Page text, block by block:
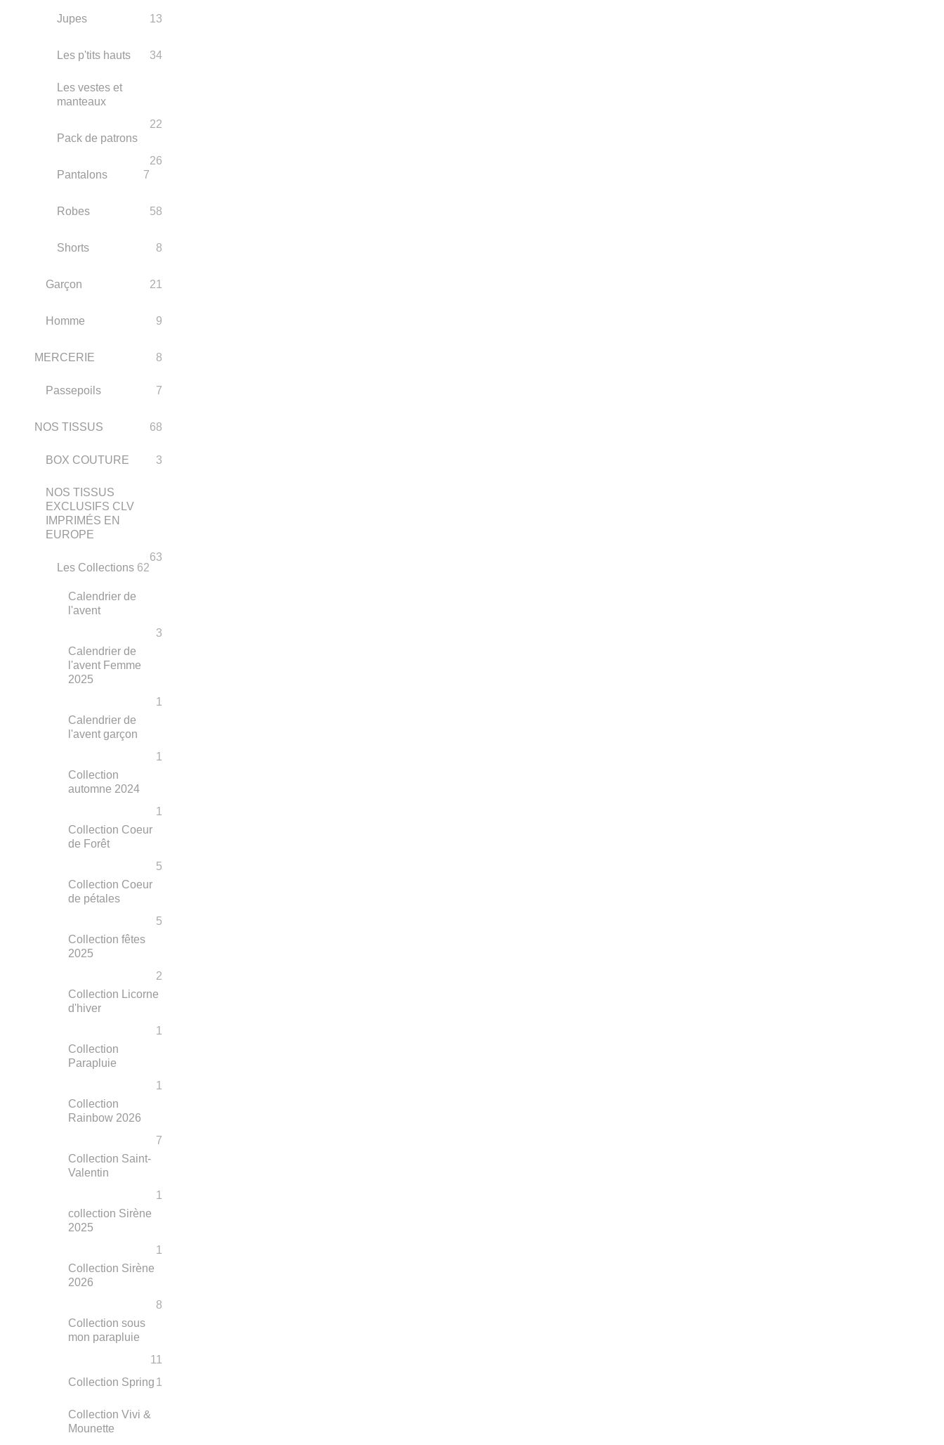
Jupes 13
Les p'tits hauts 34
Les vestes et
manteaux
22
Pack de patrons
26
Pantalons
7
Robes 58
Shorts 8
Garçon 21
Homme 9
MERCERIE 8
Passepoils 7
NOS TISSUS 68
BOX COUTURE 3
NOS TISSUS
EXCLUSIFS CLV
IMPRIMÉS EN
EUROPE
63
Les Collections 62
Calendrier de
l'avent
3
Calendrier de
l'avent Femme
2025
1
Calendrier de
l'avent garçon
1
Collection
automne 2024
1
Collection Coeur
de Forêt
5
Collection Coeur
de pétales
5
Collection fêtes
2025
2
Collection Licorne
d'hiver
1
Collection
Parapluie
1
Collection
Rainbow 2026
7
Collection Saint-
Valentin
1
collection Sirène
2025
1
Collection Sirène
2026
8
Collection sous
mon parapluie
11
Collection Spring 1
Collection Vivi &
Mounette